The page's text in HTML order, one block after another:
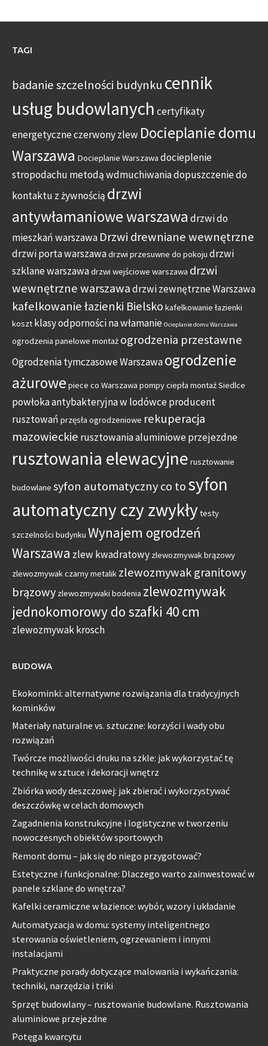
TAGI
badanie szczelności budynku cennik
usług budowlanych certyfikaty
energetyczneczerwony zlew Docieplanie domu
Warszawa Docieplanie Warszawa docieplenie
stropodachu metodą wdmuchiwaniadopuszczenie do
kontaktu z żywnością drzwi
antywłamaniowe warszawa drzwi do
mieszkań warszawa Drzwi drewniane wewnętrzne
drzwi porta warszawadrzwi przesuwne do pokoju drzwi
szklane warszawadrzwi wejściowe warszawa drzwi
wewnętrzne warszawadrzwi zewnętrzne Warszawa
kafelkowanie łazienki Bielsko kafelkowanie łazienki
koszt klasy odporności na włamanie Ocieplanie domu Warszawa
ogrodzenia panelowe montaż ogrodzenia przestawne
Ogrodzenia tymczasowe Warszawaogrodzenie
ażurowepiece co Warszawa pompy ciepła montaż Siedlce
powłoka antybakteryjna w lodówceproducent
rusztowań przęsła ogrodzeniowe rekuperacja
mazowieckie rusztowania aluminiowe przejezdne
rusztowania elewacyjne rusztowanie
budowlane syfon automatyczny co tosyfon
automatyczny czy zwykłytesty
szczelności budynku Wynajem ogrodzeń
Warszawa zlew kwadratowy zlewozmywak brązowy
zlewozmywak czarny metalik zlewozmywak granitowy
brązowy zlewozmywaki bodenia zlewozmywak
jednokomorowy do szafki 40 cm
zlewozmywak krosch
BUDOWA
Ekokominki: alternatywne rozwiązania dla tradycyjnych
kominków
Materiały naturalne vs. sztuczne: korzyści i wady obu
rozwiązań
Twórcze możliwości druku na szkle: jak wykorzystać tę
technikę w sztuce i dekoracji wnętrz
Zbiórka wody deszczowej: jak zbierać i wykorzystywać
deszczówkę w celach domowych
Zagadnienia konstrukcyjne i logistyczne w tworzeniu
nowoczesnych obiektów sportowych
Remont domu – jak się do niego przygotować?
Estetyczne i funkcjonalne: Dlaczego warto zainwestować w
panele szklane do wnętrza?
Kafelki ceramiczne w łazience: wybór, wzory i układanie
Automatyzacja w domu: systemy inteligentnego
sterowania oświetleniem, ogrzewaniem i innymi
instalacjami
Praktyczne porady dotyczące malowania i wykańczania:
techniki, narzędzia i triki
Sprzęt budowlany – rusztowanie budowlane. Rusztowania
aluminiowe przejezdne
Potęga kwarcytu